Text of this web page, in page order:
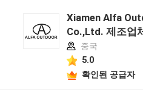
Xiamen Alfa
Co.,Ltd. 제조업
중국
5.0
확인된 공급자